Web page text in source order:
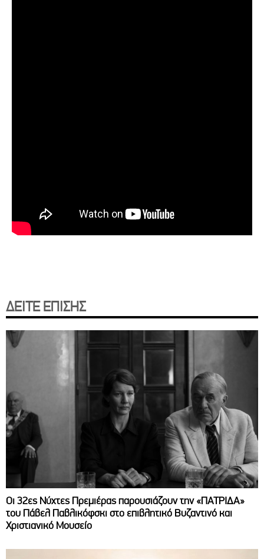
ΔΕΙΤΕ ΕΠΙΣΗΣ
Οι 32ες Νύχτες Πρεμιέρας παρουσιάζουν την «ΠΑΤΡΙΔΑ»
του Πάβελ Παβλικόφσκι στο επιβλητικό Βυζαντινό και
Χριστιανικό Μουσείο